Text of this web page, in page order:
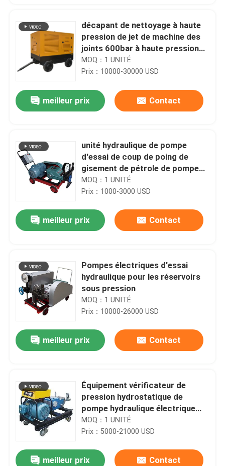
décapant de nettoyage à haute
pression de jet de machine des
joints 600bar à haute pression
industriels
MOQ：1 UNITÉ
Prix：10000-30000 USD
meilleur prix Contact
unité hydraulique de pompe
d'essai de coup de poing de
gisement de pétrole de pompe
de l'essai 10000psi anti-
déflagrante
MOQ：1 UNITÉ
Prix：1000-3000 USD
meilleur prix Contact
Pompes électriques d'essai
hydraulique pour les réservoirs
sous pression
MOQ：1 UNITÉ
Prix：10000-26000 USD
meilleur prix Contact
Équipement vérificateur de
pression hydrostatique de
pompe hydraulique électrique
d'essai anti-déflagrant
MOQ：1 UNITÉ
Prix：5000-21000 USD
meilleur prix Contact